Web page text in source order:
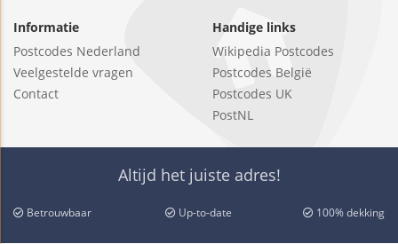
Informatie
Postcodes Nederland
Veelgestelde vragen
Contact
Handige links
Wikipedia Postcodes
Postcodes België
Postcodes UK
PostNL
Altijd het juiste adres!
Betrouwbaar Up-to-date 100% dekking